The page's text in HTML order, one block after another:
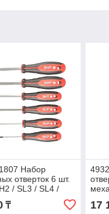
Набор
отверток 6 шт.
/ SL3 / SL4 /
SL6.5 Milwaukee
₸
SL4
17